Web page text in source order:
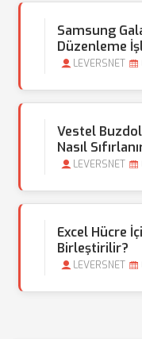
Samsung
Düzenleme
LEVERSNET
Vestel
Nasıl
LEVERSNET
Excel Hücre
Birleştirilir?
LEVERSNET